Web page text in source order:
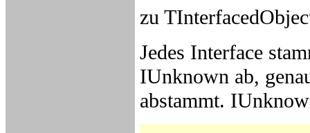
zu
Jedes Interface
IUnknown ab,
abstammt.